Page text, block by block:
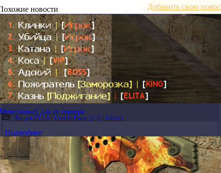
новости Добавить свою
Меню ножей для зм сервера
Все для CS 1.6 / Zombie Plague [4.3] / Addons
Подробнее